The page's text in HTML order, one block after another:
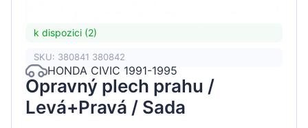
k dispozici (2)
SKU: 380841 380842
HONDA CIVIC 1991-1995
Opravný plech prahu /
Levá+Pravá / Sada